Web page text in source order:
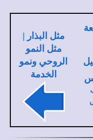
مثل البذار |
مثل النمو
الروحي ونمو
الخدمة